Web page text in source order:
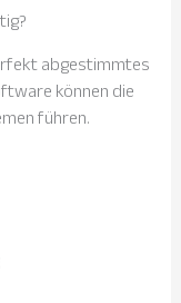
abgestimmtes
können die
führen.